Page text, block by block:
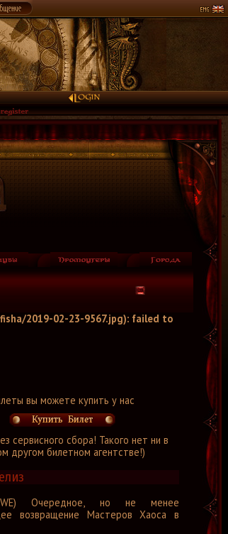
2019-02-23-9567.jpg): failed to
вы можете купить у нас
сервисного сбора! Такого нет ни в
другом билетном агентстве!)
Очередное, но не менее
возвращение Мастеров Хаоса в